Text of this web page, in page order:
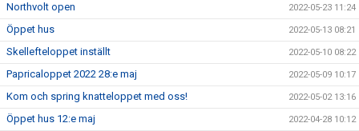
Northvolt open 2022-05-23 11:24
Öppet hus 2022-05-13 08:21
Skellefteloppet inställt 2022-05-10 08:22
Papricaloppet 2022 28:e maj 2022-05-09 10:17
Kom och spring knatteloppet med oss! 2022-05-02 13:16
Öppet hus 12:e maj 2022-04-28 10:12